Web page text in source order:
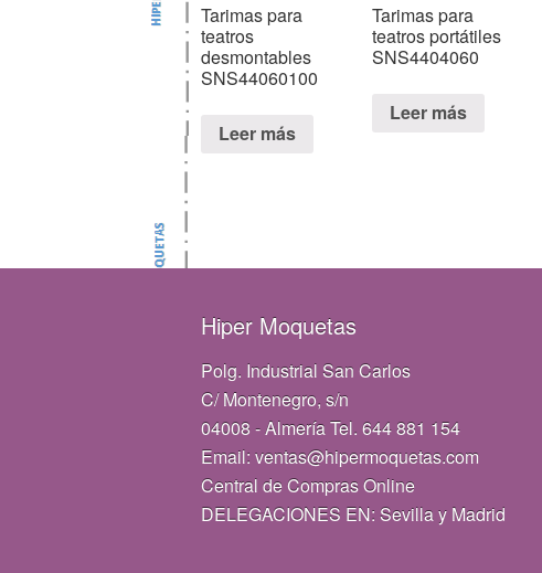
Tarimas para
teatros
desmontables
SNS44060100
Leer más
Tarimas para
teatros portátiles
SNS4404060
Leer más
Hiper Moquetas
Polg. Industrial San Carlos
C/ Montenegro, s/n
04008 - Almería Tel. 644 881 154
Email: ventas@hipermoquetas.com
Central de Compras Online
DELEGACIONES EN: Sevilla y Madrid